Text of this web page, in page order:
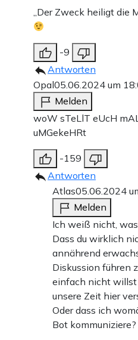
„Der Zweck heiligt die
-9
Antworten
Opal05.06.2024 um
Melden
woW sTeLlT eUcH
uMGekeHRt
-159
Antworten
Atlas05.06.2024
Melden
Ich weiß nicht,
Dass du wirklich
annährend
Diskussion führen
einfach nicht willst
unsere Zeit hier
Oder dass ich
Bot kommuniziere?